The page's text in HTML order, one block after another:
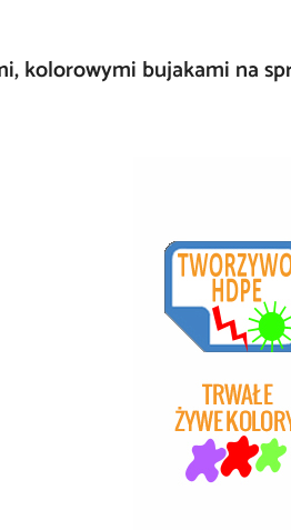
kolorowymi bujakami na